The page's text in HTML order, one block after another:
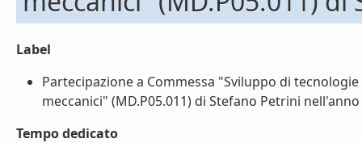
Label
Partecipazione a Commessa "Sviluppo di
meccanici" (MD.P05.011) di Stefano Petrini
Tempo dedicato